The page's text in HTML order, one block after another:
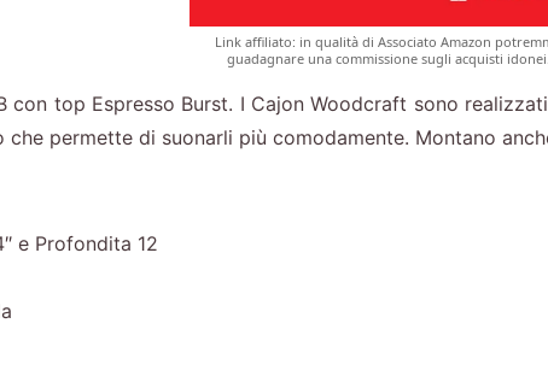
Link affiliato: in qualità di Associato Amazon
guadagnare una commissione sugli acquisti idonei.
con top Espresso Burst. I Cajon Woodcraft sono
che permette di suonarli più comodamente. Montano
e Profondita 12